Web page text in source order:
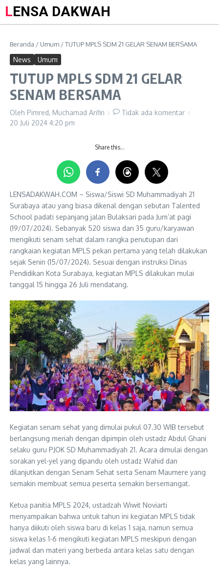
LENSA DAKWAH
Beranda / Umum /TUTUP MPLS SDM 21 GELAR SENAM BERSAMA
News Umum
TUTUP MPLS SDM 21 GELAR
SENAM BERSAMA
Oleh Pimred, Muchamad Arifin
Tidak ada komentar
20 Juli 2024 4:20 pm
Share this…
LENSADAKWAH.COM – Siswa/Siswi SD Muhammadiyah 21
Surabaya atau yang biasa dikenal dengan sebutan Talented
School padati sepanjang jalan Bulaksari pada Jum’at pagi
(19/07/2024). Sebanyak 520 siswa dan 35 guru/karyawan
mengikuti senam sehat dalam rangka penutupan dari
rangkaian kegiatan MPLS pekan pertama yang telah dilakukan
sejak Senin (15/07/2024). Sesuai dengan instruksi Dinas
Pendidikan Kota Surabaya, kegiatan MPLS dilakukan mulai
tanggal 15 hingga 26 Juli mendatang.
Kegiatan senam sehat yang dimulai pukul 07.30 WIB tersebut
berlangsung meriah dengan dipimpin oleh ustadz Abdul Ghani
selaku guru PJOK SD Muhammadiyah 21. Acara dimulai dengan
sorakan yel-yel yang dipandu oleh ustadz Wahid dan
dilanjutkan dengan Senam Sehat serta Senam Maumere yang
semakin membuat semua peserta semakin bersemangat.
Ketua panitia MPLS 2024, ustadzah Wiwit Noviarti
menyampaikan bahwa untuk tahun ini kegiatan MPLS tidak
hanya diikuti oleh siswa baru di kelas 1 saja, namun semua
siswa kelas 1-6 mengikuti kegiatan MPLS meskipun dengan
jadwal dan materi yang berbeda antara kelas satu dengan
kelas yang lainnya.